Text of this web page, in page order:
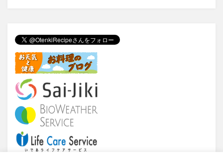
er e
b
o
o
k
n
a